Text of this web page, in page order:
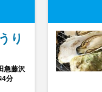
り
急藤沢
4分